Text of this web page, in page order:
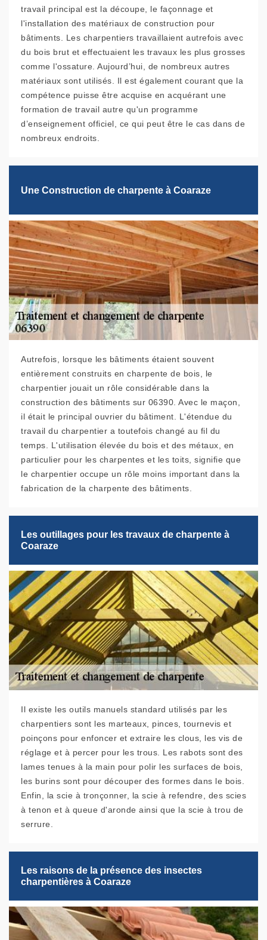
travail principal est la découpe, le façonnage et
l'installation des matériaux de construction pour
bâtiments. Les charpentiers travaillaient autrefois avec
du bois brut et effectuaient les travaux les plus grosses
comme l'ossature. Aujourd’hui, de nombreux autres
matériaux sont utilisés. Il est également courant que la
compétence puisse être acquise en acquérant une
formation de travail autre qu'un programme
d’enseignement officiel, ce qui peut être le cas dans de
nombreux endroits.
Une Construction de charpente à Coaraze
Autrefois, lorsque les bâtiments étaient souvent
entièrement construits en charpente de bois, le
charpentier jouait un rôle considérable dans la
construction des bâtiments sur 06390. Avec le maçon,
il était le principal ouvrier du bâtiment. L'étendue du
travail du charpentier a toutefois changé au fil du
temps. L'utilisation élevée du bois et des métaux, en
particulier pour les charpentes et les toits, signifie que
le charpentier occupe un rôle moins important dans la
fabrication de la charpente des bâtiments.
Les outillages pour les travaux de charpente à
Coaraze
Il existe les outils manuels standard utilisés par les
charpentiers sont les marteaux, pinces, tournevis et
poinçons pour enfoncer et extraire les clous, les vis de
réglage et à percer pour les trous. Les rabots sont des
lames tenues à la main pour polir les surfaces de bois,
les burins sont pour découper des formes dans le bois.
Enfin, la scie à tronçonner, la scie à refendre, des scies
à tenon et à queue d'aronde ainsi que la scie à trou de
serrure.
Les raisons de la présence des insectes
charpentières à Coaraze